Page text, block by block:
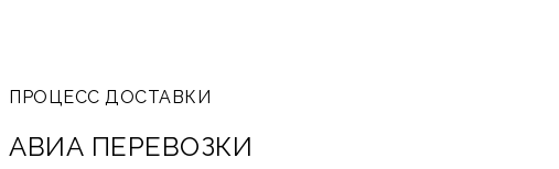
ПРОЦЕСС ДОСТАВКИ
АВИА ПЕРЕВОЗКИ